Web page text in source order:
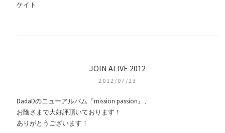
ケイト
JOIN ALIVE 2012
2012/07/23
DadaDのニューアルバム『mission passion』、
お陰さまで大好評頂いております！
ありがとうございます！